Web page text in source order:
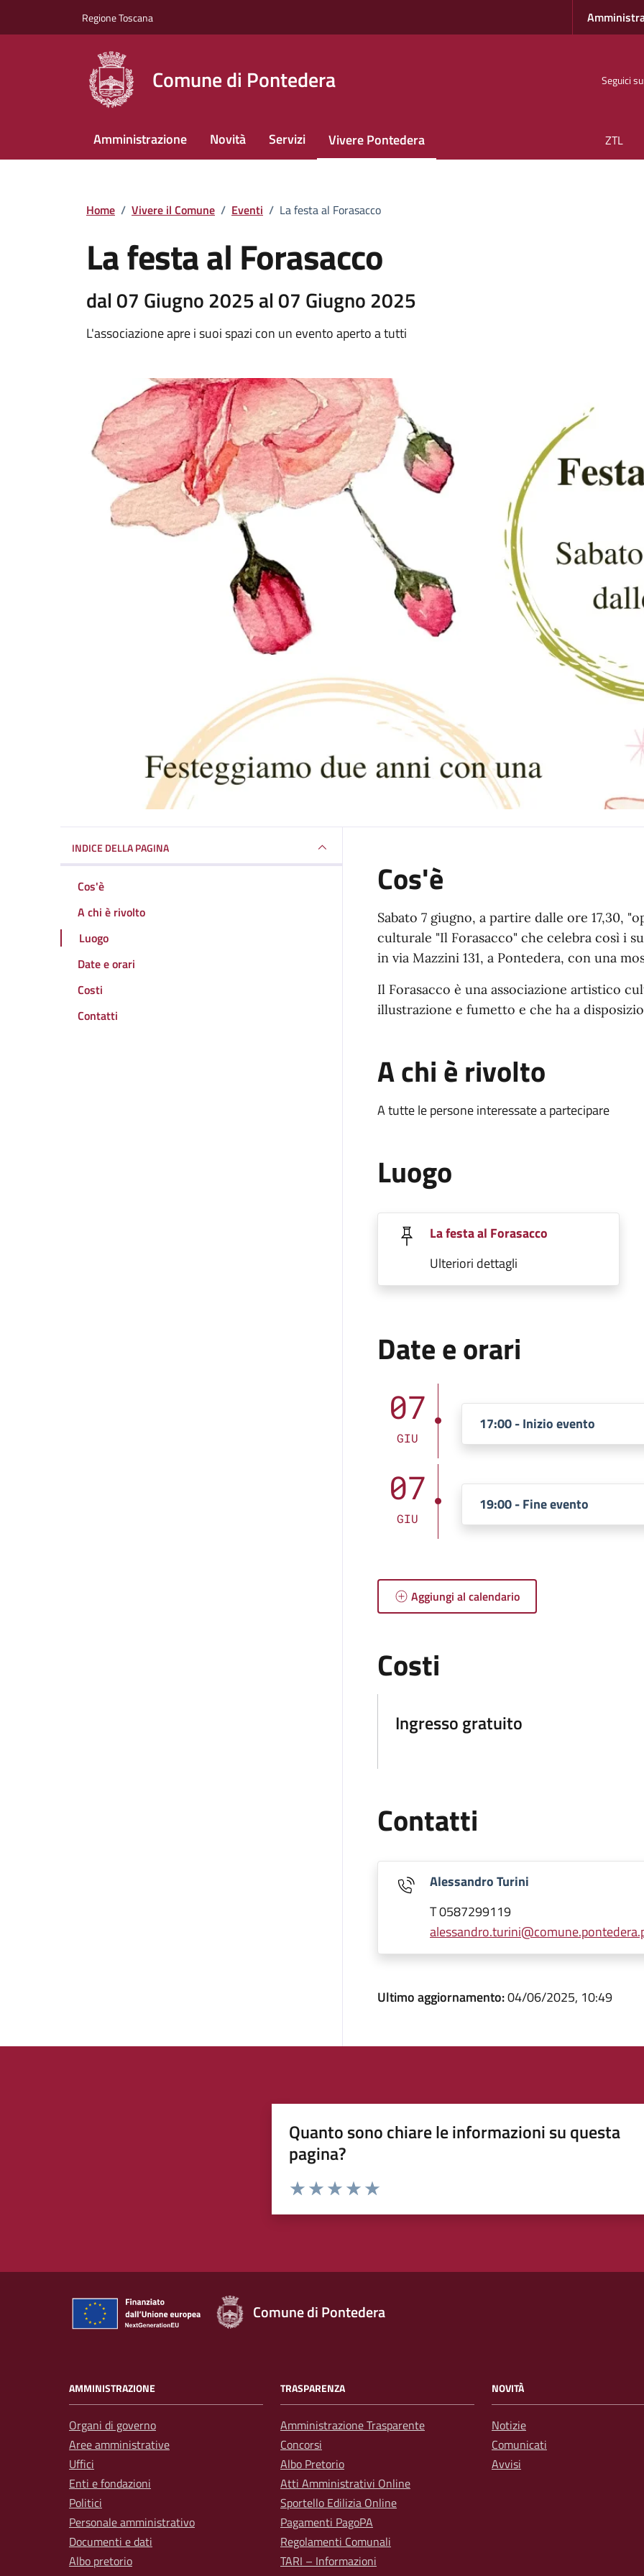
Regione Toscana
Comune di Pontedera Seguici
Amministrazione Novità Servizi Vivere Pontedera ZTL
Home / Vivere il Comune / Eventi / La festa al Forasacco
La festa al Forasacco
dal 07 Giugno 2025 al 07 Giugno 2025
L'associazione apre i suoi spazi con un evento aperto a tutti
INDICE DELLA PAGINA
Cos'è
A chi è rivolto
Luogo
Date e orari
Costi
Contatti
Cos'è
Sabato 7 giugno, a partire dalle ore 17,30,
culturale "Il Forasacco" che celebra così i
in via Mazzini 131, a Pontedera, con una
Il Forasacco è una associazione artistico
illustrazione e fumetto e che ha a
A chi è rivolto
A tutte le persone interessate a partecipare
Luogo
La festa al Forasacco
Ulteriori dettagli
Date e orari
07
GIU
17:00 - Inizio evento
07
GIU
19:00 - Fine evento
Aggiungi al calendario
Costi
Ingresso gratuito
Contatti
Alessandro Turini
T 0587299119
Ultimo aggiornamento:04/06/2025, 10:49
Quanto sono chiare le informazioni su questa
pagina?
Rating:
Comune di Pontedera
AMMINISTRAZIONE
Organi di governo
Aree amministrative
Uffici
Enti e fondazioni
Politici
Personale amministrativo
Documenti e dati
Albo pretorio
TRASPARENZA
Amministrazione Trasparente
Concorsi
Albo Pretorio
Atti Amministrativi Online
Sportello Edilizia Online
Pagamenti PagoPA
Regolamenti Comunali
TARI – Informazioni
NOVITÀ
Notizie
Comunicati
Avvisi